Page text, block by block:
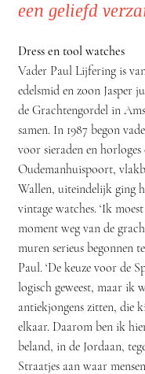
een geliefd
Dress en tool watches
Vader Paul Lijfering is
edelsmid en zoon Jasper
de Grachtengordel in
samen. In 1987 begon
voor sieraden en horloges
Oudemanhuispoort,
Wallen, uiteindelijk ging
vintage watches. ‘Ik
moment weg van de
muren serieus begonnen
Paul. ‘De keuze voor de
logisch geweest, maar ik
antiekjongens zitten, die
elkaar. Daarom ben ik
beland, in de Jordaan,
Straatjes aan waar